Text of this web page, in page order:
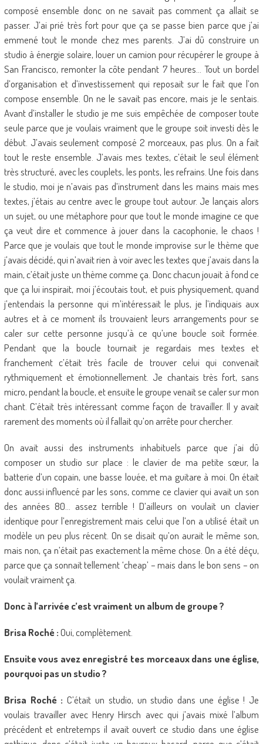
composé ensemble donc on ne savait pas comment ça allait se
passer. J’ai prié très fort pour que ça se passe bien parce que j’ai
emmené tout le monde chez mes parents. J’ai dû construire un
studio à énergie solaire, louer un camion pour récupérer le groupe à
San Francisco, remonter la côte pendant 7 heures… Tout un bordel
d’organisation et d’investissement qui reposait sur le fait que l’on
compose ensemble. On ne le savait pas encore, mais je le sentais.
Avant d’installer le studio je me suis empêchée de composer toute
seule parce que je voulais vraiment que le groupe soit investi dès le
début. J’avais seulement composé 2 morceaux, pas plus. On a fait
tout le reste ensemble. J’avais mes textes, c’était le seul élément
très structuré, avec les couplets, les ponts, les refrains. Une fois dans
le studio, moi je n’avais pas d’instrument dans les mains mais mes
textes, j’étais au centre avec le groupe tout autour. Je lançais alors
un sujet, ou une métaphore pour que tout le monde imagine ce que
ça veut dire et commence à jouer dans la cacophonie, le chaos !
Parce que je voulais que tout le monde improvise sur le thème que
j’avais décidé, qui n’avait rien à voir avec les textes que j’avais dans la
main, c’était juste un thème comme ça. Donc chacun jouait à fond ce
que ça lui inspirait, moi j’écoutais tout, et puis physiquement, quand
j’entendais la personne qui m’intéressait le plus, je l’indiquais aux
autres et à ce moment ils trouvaient leurs arrangements pour se
caler sur cette personne jusqu’à ce qu’une boucle soit formée.
Pendant que la boucle tournait je regardais mes textes et
franchement c’était très facile de trouver celui qui convenait
rythmiquement et émotionnellement. Je chantais très fort, sans
micro, pendant la boucle, et ensuite le groupe venait se caler sur mon
chant. C’était très intéressant comme façon de travailler. Il y avait
rarement des moments où il fallait qu’on arrête pour chercher.
On avait aussi des instruments inhabituels parce que j’ai dû
composer un studio sur place : le clavier de ma petite sœur, la
batterie d’un copain, une basse louée, et ma guitare à moi. On était
donc aussi influencé par les sons, comme ce clavier qui avait un son
des années 80… assez terrible ! D’ailleurs on voulait un clavier
identique pour l’enregistrement mais celui que l’on a utilisé était un
modèle un peu plus récent. On se disait qu’on aurait le même son,
mais non, ça n’était pas exactement la même chose. On a été déçu,
parce que ça sonnait tellement ‘cheap’ – mais dans le bon sens – on
voulait vraiment ça.
Donc à l’arrivée c’est vraiment un album de groupe ?
Brisa Roché :Oui, complètement.
Ensuite vous avez enregistré tes morceaux dans une église,
pourquoi pas un studio ?
Brisa Roché : C’était un studio, un studio dans une église ! Je
voulais travailler avec Henry Hirsch avec qui j’avais mixé l’album
précédent et entretemps il avait ouvert ce studio dans une église